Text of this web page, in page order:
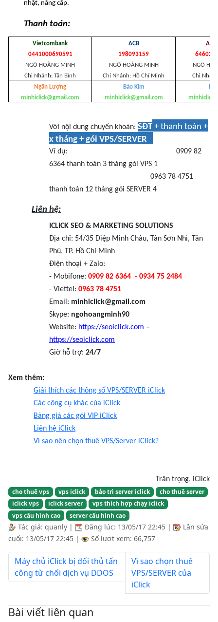
nhật, nâng cấp.
Thanh toán:
Vietcombank
0441000690591
NGÔ HOÀNG MINH
Chi Nhánh: Tân Bình
ACB
198093159
NGÔ HOÀNG MINH
Chi Nhánh: Hồ Chí Minh
NGÔ
Chi
Ngân Lượng
minhiclick@gmail.com
Bảo Kim
minhiclick@gmail.com
Với nội dung chuyển khoản: SĐT + thanh toán +
x tháng + gói VPS/SERVER
Ví dụ:
0909 82
6364 thanh toán 3 tháng gói VPS 1
0963 78 4751
thanh toán 12 tháng gói SERVER 4
Liên hệ:
ICLICK SEO & MARKETING SOLUTIONS
Địa chỉ: 54/35 Diệp Minh Châu, Tân Sơn Nhì, Tân
Phú, TP. Hồ Chí Minh
Điện thoại + Zalo:
- Mobifone: 0909 82 6364 - 0934 75 2484
- Viettel: 0963 78 4751
Email: minhiclick@gmail.com
Skype: ngohoangminh90
Website: https://seoiclick.com –
https://seoiclick.com
Giờ hỗ trợ: 24/7
Xem thêm:
Giải thích các thông số VPS/SERVER iClick
Các công cụ khác của iClick
Bảng giá các gói VIP iClick
Liên hệ iClick
Vì sao nên chọn thuê VPS/Server iClick?
Trân trọng, iClick
cho thuê vps vps iclick bảo trì server iclick
cho thuê server
iclick vps
iclick server
vps thích hợp chạy iclick
vps cấu hình cao
server cấu hình cao
Tác giả: quanly | Đăng lúc: 13/05/17 22:45 |
Lần sửa
cuối: 13/05/17 22:45 | Số lượt xem: 66,757
Máy chủ iClick bị đối thủ tấn
công từ chối dịch vụ DDOS
Vì sao chọn thuê
VPS/SERVER của
iClick
Bài viết liên quan